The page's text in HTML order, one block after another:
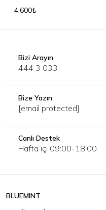
4.600₺
Bizi Arayın
444 3 033
Bize Yazın
[email protected]
Canlı Destek
Hafta içi 09:00-18:00
BLUEMINT